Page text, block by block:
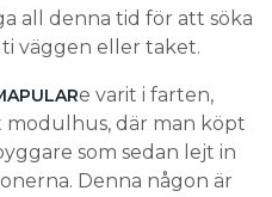
all denna tid för att söka
väggen eller taket.
e varit i farten,
modulhus, där man köpt
som sedan lejt in
Denna någon är